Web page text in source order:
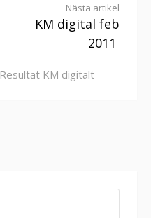
Nästa artikel
KM digital feb
2011
Resultat KM digitalt